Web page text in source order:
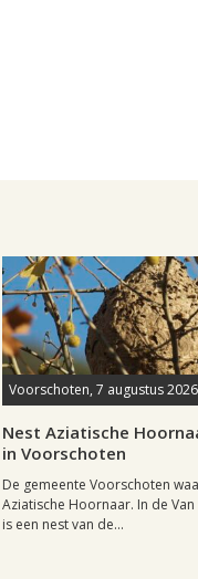
Voorschoten, 7 augustus
Nest Aziatische
in Voorschoten
De gemeente Voorschoten
Aziatische Hoornaar. In de
is een nest van de...